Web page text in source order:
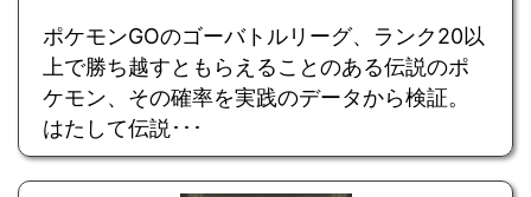
ポケモンGOのゴーバトルリーグ、ランク20以
上で勝ち越すともらえることのある伝説のポ
ケモン、その確率を実践のデータから検証。
はたして伝説･･･